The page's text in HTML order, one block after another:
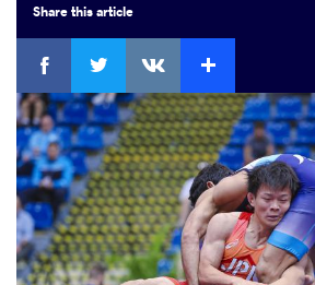
Sharethis article
Facebook